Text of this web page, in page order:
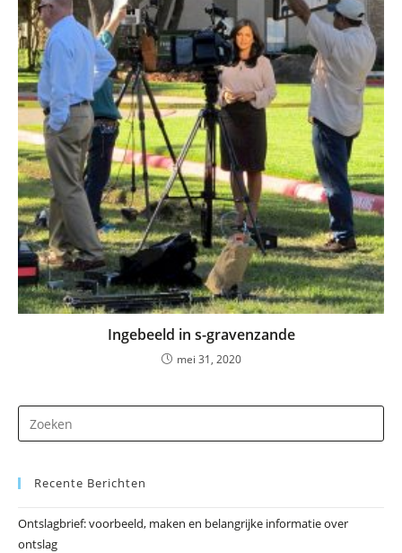
Ingebeeld in s-gravenzande
mei 31, 2020
op
Recente Berichten
Ontslagbrief: voorbeeld, maken en belangrijke informatie over
ontslag